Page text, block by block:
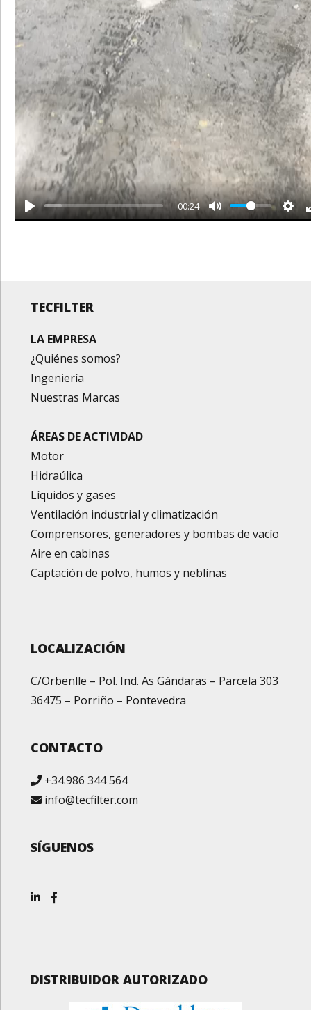
00:24
Y
TECFILTER
LA EMPRESA
¿Quiénes somos?
Ingeniería
Nuestras Marcas
ÁREAS DE ACTIVIDAD
Motor
Hidraúlica
Líquidos y gases
Ventilación industrial y climatización
Comprensores, generadores y bombas de vacío
Aire en cabinas
Captación de polvo, humos y neblinas
LOCALIZACIÓN
C/Orbenlle – Pol. Ind. As Gándaras – Parcela 303
36475 – Porriño – Pontevedra
CONTACTO
+34.986 344 564
info@tecfilter.com
SÍGUENOS
DISTRIBUIDOR AUTORIZADO